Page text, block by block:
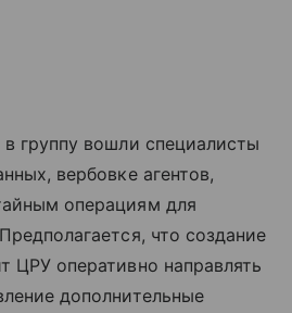
группу вошли специалисты
вербовке агентов,
операциям для
что создание
ЦРУ оперативно направлять
дополнительные